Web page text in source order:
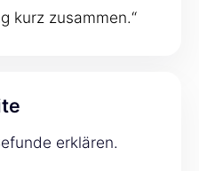
kurz zusammen.“
erklären.